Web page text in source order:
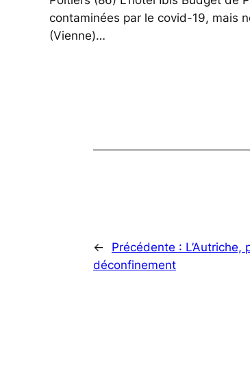
contaminées par le covid-19, mais
(Vienne)…
← Précédente : L’Autriche,
déconfinement